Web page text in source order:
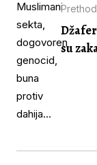
su